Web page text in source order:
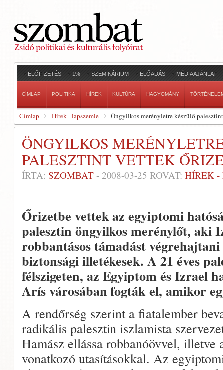
ELŐFIZETÉS 1% SZEMINÁRIUM ELŐADÁS MÉDIAAJÁNLAT
CÍMLAP POLITIKA HÍREK KULTÚRA HAGYOMÁNY
Címlap Hírek - lapszemle Öngyilkos merényletre készülő
ÖNGYILKOS
PALESZTINT VETTEK
ÍRTA: SZOMBAT - 2008-03-25 ROVAT: HÍREK -
Őrizetbe vettek az egyiptomi
palesztin öngyilkos merénylőt, aki
robbantásos támadást
biztonsági illetékesek. A 21 éves
félszigeten, az Egyiptom és Izrael
Arís városában fogták el, amikor
A rendőrség szerint a fiatalember
radikális palesztin iszlamista
Hamász ellássa robbanóövvel, illetve
vonatkozó utasításokkal. Az